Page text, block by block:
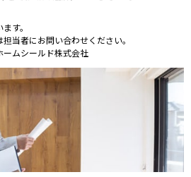
す。
当者にお問い合わせください。
ームシールド株式会社